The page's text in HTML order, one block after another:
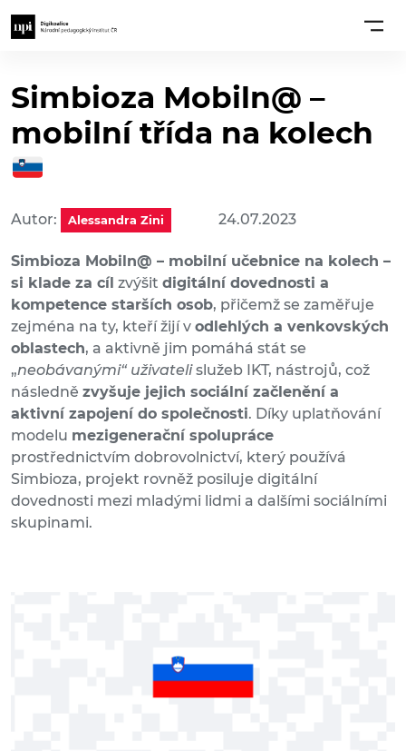
Simbioza Mobiln@ –
mobilní třída na kolech
Autor: Alessandra Zini 24.07.2023
Simbioza Mobiln@ – mobilní učebnice na kolech –
si klade za cíl zvýšit digitální dovednosti a
kompetence starších osob, přičemž se zaměřuje
zejména na ty, kteří žijí v odlehlých a venkovských
oblastech, a aktivně jim pomáhá stát se
„neobávanými“ uživatelislužeb IKT, nástrojů, což
následně zvyšuje jejich sociální začlenění a
aktivní zapojení do společnosti. Díky uplatňování
modelu mezigenerační spolupráce
prostřednictvím dobrovolnictví, který používá
Simbioza, projekt rovněž posiluje digitální
dovednosti mezi mladými lidmi a dalšími sociálními
skupinami.